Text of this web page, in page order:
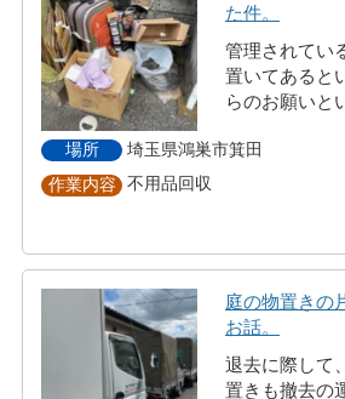
た件。
管理されてい
置いてあると
らのお願いと
場所
埼玉県鴻巣市箕田
作業内容
不用品回収
庭の物置きの
お話。
退去に際して
置きも撤去の